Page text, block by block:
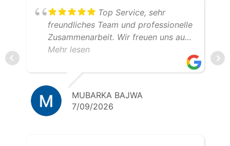
Top Service, sehr
freundliches Team und professionelle
Zusammenarbeit. Wir freuen uns auf
weitere gemeinsame Transporte.
Mehr lesen
MUBARKA BAJWA
7/09/2026